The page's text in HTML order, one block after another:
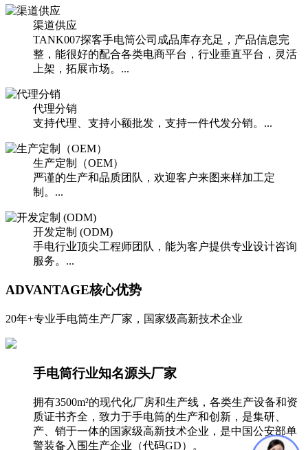
渠道供应
TANK007探客手电筒公司成品库存充足，产品信息完
整，能很好的配合各类电商平台，行业垂直平台，灵活
上架，拓展市场。...
代理分销
支持代理、支持小额批发，支持一件代发分销。...
生产定制（OEM）
严谨的生产和品质团队，欢迎客户来图来样加工定
制。...
开发定制 (ODM)
手电行业顶尖工程师团队，能为客户提供专业设计咨询
服务。...
ADVANTAGE核心优势
20年+专业手电筒生产厂家，国家级高新技术企业
手电筒行业知名源头厂家
拥有3500m²的现代化厂房和生产线，各类生产设备和资
质证书齐全，致力于手电筒的生产和创新，是集研、
产、销于一体的国家级高新技术企业，是中国公安部单
警装备入围生产企业（代码GD）。